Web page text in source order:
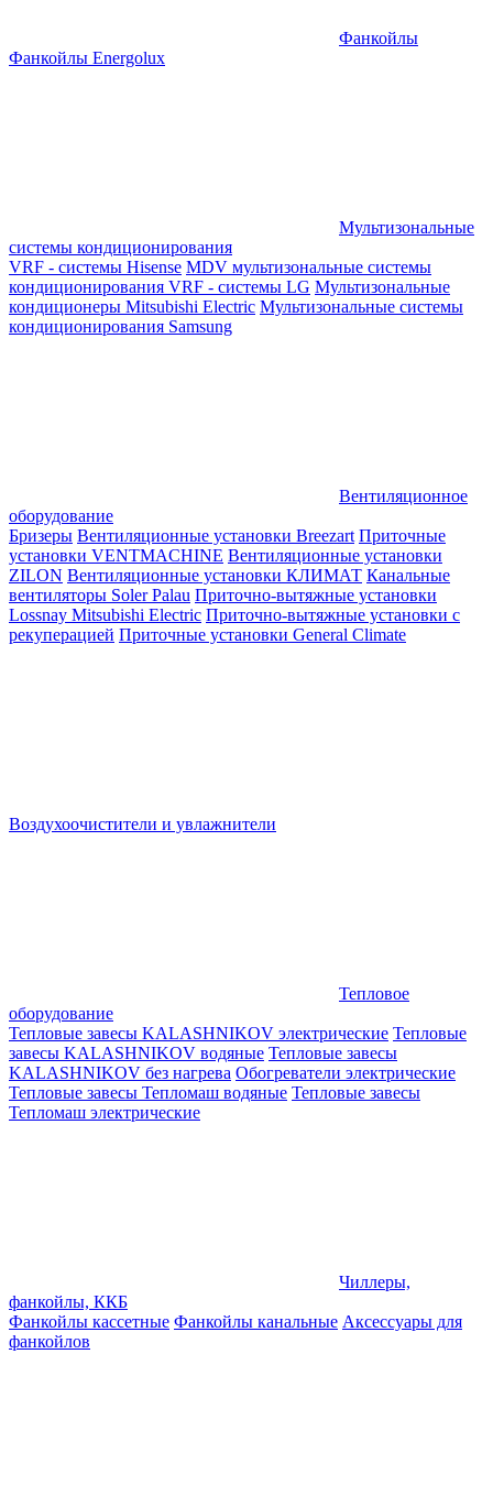
Фанкойлы
Фанкойлы Energolux
Мультизональные
системы кондиционирования
VRF - системы Hisense MDV мультизональные системы
кондиционирования VRF - системы LG Мультизональные
кондиционеры Mitsubishi Electric Мультизональные системы
кондиционирования Samsung
Вентиляционное
оборудование
Бризеры Вентиляционные установки Breezart Приточные
установки VENTMACHINE Вентиляционные установки
ZILON Вентиляционные установки КЛИМАТ Канальные
вентиляторы Soler Palau Приточно-вытяжные установки
Lossnay Mitsubishi Electric Приточно-вытяжные установки с
рекуперацией Приточные установки General Climate
Воздухоочистители и увлажнители
Тепловое
оборудование
Тепловые завесы KALASHNIKOV электрические Тепловые
завесы KALASHNIKOV водяные Тепловые завесы
KALASHNIKOV без нагрева Обогреватели электрические
Тепловые завесы Тепломаш водяные Тепловые завесы
Тепломаш электрические
Чиллеры,
фанкойлы, ККБ
Фанкойлы кассетные Фанкойлы канальные Аксессуары для
фанкойлов